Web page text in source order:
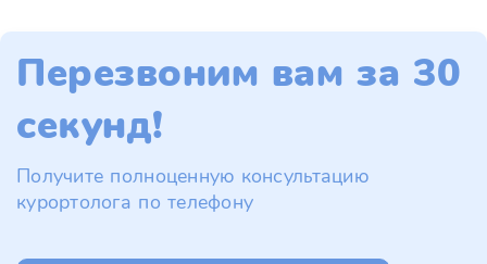
Перезвоним вам за 30
секунд!
Получите полноценную консультацию
курортолога по телефону